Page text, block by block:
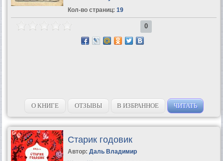
Кол-во страниц: 19
0
О КНИГЕ ОТЗЫВЫ В ИЗБРАННОЕ ЧИТАТЬ
Старик годовик
Автор: Даль Владимир